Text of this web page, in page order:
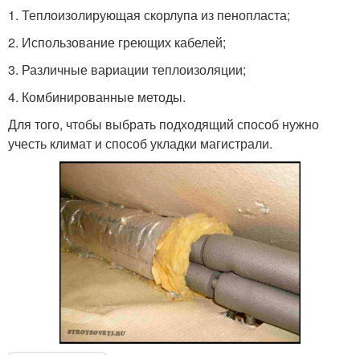
1. Теплоизолирующая скорлупа из пенопласта;
2. Использование греющих кабелей;
3. Различные вариации теплоизоляции;
4. Комбинированные методы.
Для того, чтобы выбрать подходящий способ нужно
учесть климат и способ укладки магистрали.